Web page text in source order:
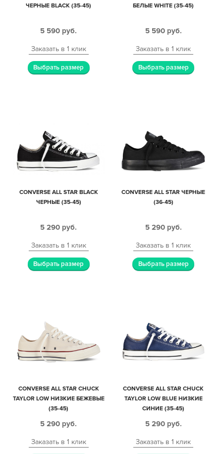
ЧЕРНЫЕ BLACK (35-45)
5 590 руб.
Заказать в 1 клик
Выбрать размер
БЕЛЫЕ WHITE (35-45)
5 590 руб.
Заказать в 1 клик
Выбрать размер
CONVERSE ALL STAR BLACK
ЧЕРНЫЕ (35-45)
5 290 руб.
Заказать в 1 клик
Выбрать размер
CONVERSE ALL STAR ЧЕРНЫЕ
(36-45)
5 290 руб.
Заказать в 1 клик
Выбрать размер
CONVERSE ALL STAR CHUCK
TAYLOR LOW НИЗКИЕ БЕЖЕВЫЕ
(35-45)
5 290 руб.
Заказать в 1 клик
CONVERSE ALL STAR CHUCK
TAYLOR LOW BLUE НИЗКИЕ
СИНИЕ (35-45)
5 290 руб.
Заказать в 1 клик